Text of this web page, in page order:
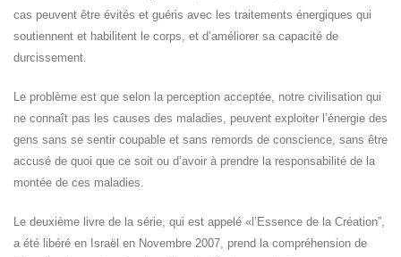
cas peuvent être évités et guéris avec les traitements énergiques qui
soutiennent et habilitent le corps, et d’améliorer sa capacité de
durcissement.
Le problème est que selon la perception acceptée, notre civilisation qui
ne connaît pas les causes des maladies, peuvent exploiter l’énergie des
gens sans se sentir coupable et sans remords de conscience, sans être
accusé de quoi que ce soit ou d’avoir à prendre la responsabilité de la
montée de ces maladies.
Le deuxième livre de la série, qui est appelé «l’Essence de la Création”,
a été libéré en Israël en Novembre 2007, prend la compréhension de